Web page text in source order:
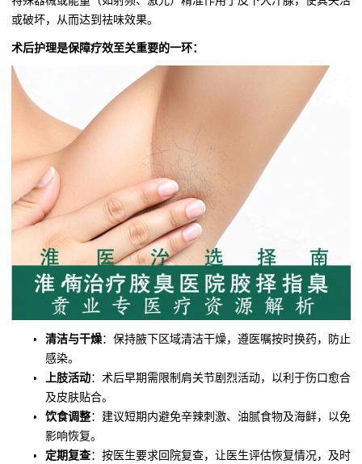
或破坏，从而达到祛味效果。
术后护理是保障疗效至关重要的一环：
清洁与干燥：保持腋下区域清洁干燥，遵医嘱按时换药，防止
感染。
上肢活动：术后早期需限制肩关节剧烈活动，以利于伤口愈合
及皮肤贴合。
饮食调整：建议短期内避免辛辣刺激、油腻食物及海鲜，以免
影响恢复。
定期复查：按医生要求回院复查，让医生评估恢复情况，及时